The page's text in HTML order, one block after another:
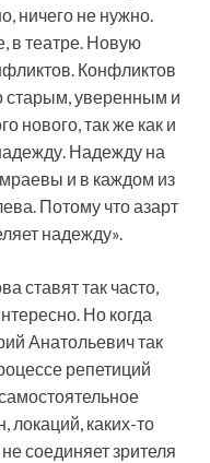
ничего не нужно.
в театре. Новую
Конфликтов
старым, уверенным и
нового, так же как и
Надежду на
и в каждом из
Потому что азарт
надежду».
ставят так часто,
Но когда
Анатольевич так
репетиций
локаций, каких-то
соединяет зрителя